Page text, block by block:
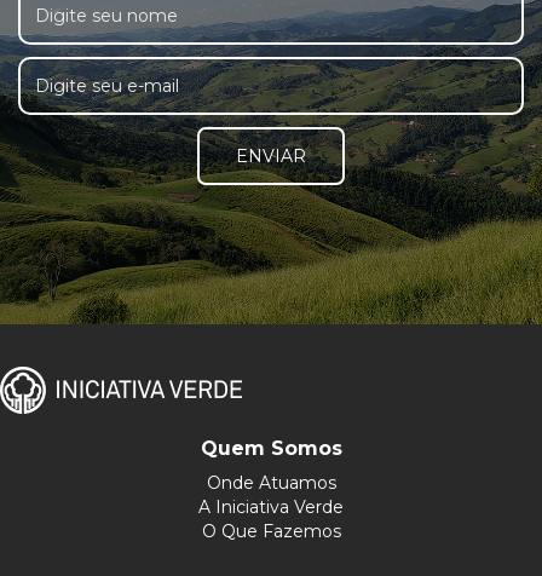
ENVIAR
Quem Somos
Onde Atuamos
A Iniciativa Verde
O Que Fazemos